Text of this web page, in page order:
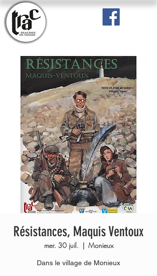
Résistances, Maquis Ventoux
mer. 30 juil.
  |
Monieux
Dans le village de Monieux